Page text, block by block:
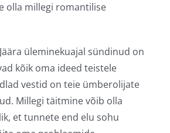
olla millegi romantilise
üleminekuajal sündinud on
kõik oma ideed teistele
vestid on teie ümberolijate
Millegi täitmine võib olla
et tunnete end elu sohu